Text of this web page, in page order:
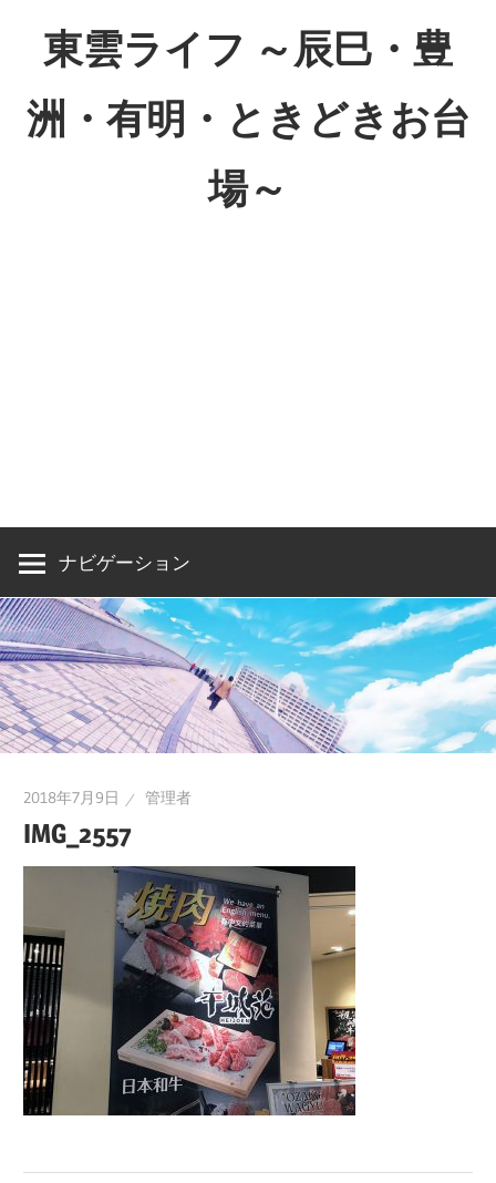
東雲ライフ ～辰巳・豊
洲・有明・ときどきお台
場～
洲・
有
と
き
ど
き
お
～
ナビゲーション
2018年7月9日 管理者
IMG_2557